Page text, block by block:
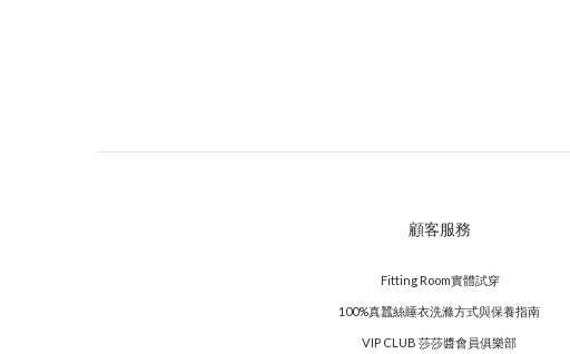
顧客服務
Fitting Room實體試穿
100%真蠶絲睡衣洗滌方式與保養指南
VIP CLUB 莎莎醬會員俱樂部